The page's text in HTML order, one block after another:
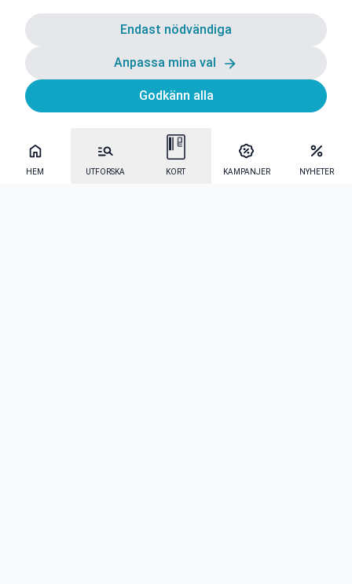
HEM UTFORSKA KORT KAMPANJER NYHETER
Endast nödvändiga
Anpassa mina val
Godkänn alla